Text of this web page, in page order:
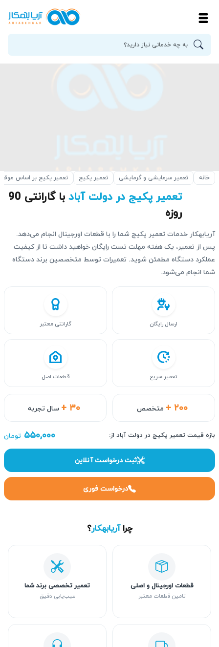
خانه تعمیر سرمایشی و گرمایشی تعمیر پکیج تعمیر پکیج بر اساس
تعمیر پکیج در دولت آباد
با گارانتی 90
روزه
آریابهکار خدمات تعمیر پکیج شما را با قطعات اورجینال انجام می‌دهد.
پس از تعمیر، یک هفته مهلت تست رایگان خواهید داشت تا از کیفیت
عملکرد دستگاه مطمئن شوید. تعمیرات توسط متخصصین برند دستگاه
شما انجام می‌شود.
+ ۲۰۰ متخصص + ۳۰ سال تجربه
ارسال رایگان گارانتی معتبر
تعمیر سریع قطعات اصل
بازه قیمت تعمیر پکیج در دولت آباد از: ۵۵۰,۰۰۰ تومان
ثبت درخواست آنلاین
درخواست فوری
چراآریابهکار؟
قطعات اورجینال و اصلی
تامین قطعات معتبر
تعمیر تخصصی برند شما
عیب‌یابی دقیق